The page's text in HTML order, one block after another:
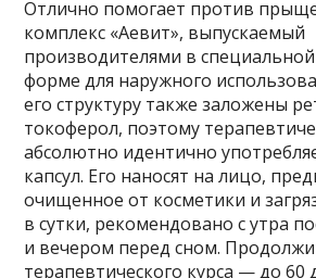
Отлично помогает против
комплекс «Аевит», выпускаемый
производителями в
форме для наружного
его структуру также заложены
токоферол, поэтому
абсолютно идентично
капсул. Его наносят на лицо,
очищенное от косметики и
в сутки, рекомендовано с утра
и вечером перед сном.
терапевтического курса — до 60